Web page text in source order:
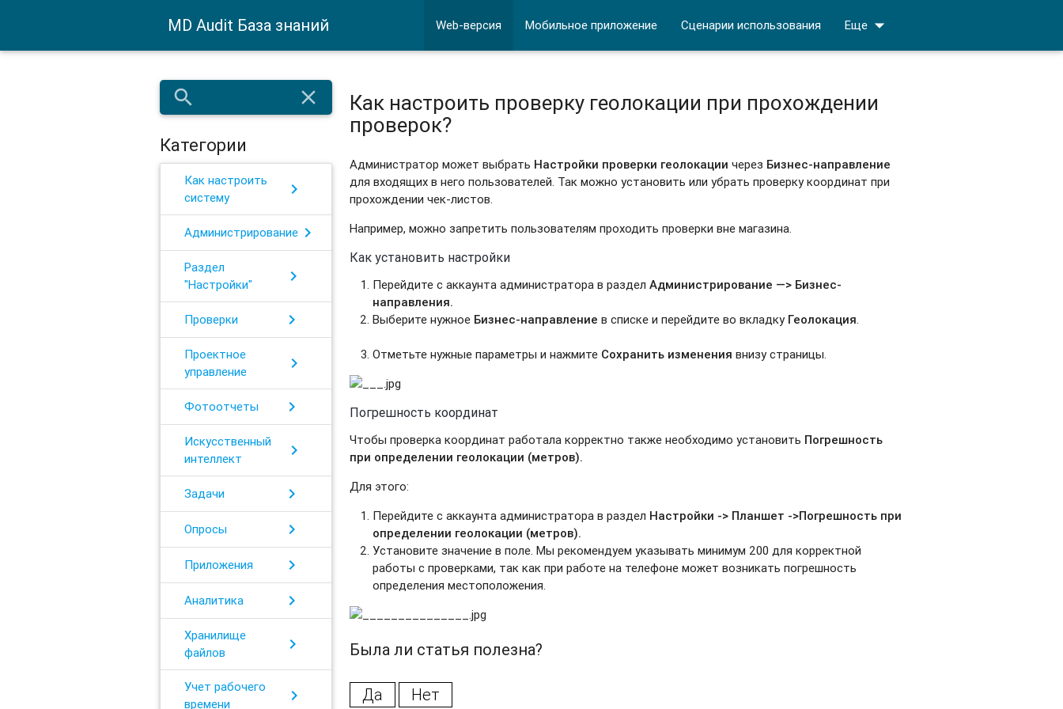
MD Audit База знаний Web-версия Мобильное приложение Сценарии использования Еще arrow_drop_down
search close
Категории
Как настроить
систему
chevron_right
Администрированиеchevron_right
Раздел
"Настройки"
chevron_right
Проверки chevron_right
Проектное
управление
chevron_right
Фотоотчеты chevron_right
Искусственный
интеллект
chevron_right
Задачи chevron_right
Опросы chevron_right
Приложения chevron_right
Аналитика chevron_right
Хранилище
файлов
chevron_right
Учет рабочего
времени
chevron_right
Как настроить проверку геолокации при прохождении
проверок?
Администратор может выбрать Настройки проверки геолокации через Бизнес-направление
для входящих в него пользователей. Так можно установить или убрать проверку координат при
прохождении чек-листов.
Например, можно запретить пользователям проходить проверки вне магазина.
Как установить настройки
Перейдите с аккаунта администратора в разделАдминистрирование —> Бизнес-
направления.
Выберите нужное Бизнес-направлениев списке и перейдите во вкладку Геолокация
Отметьте нужные параметры и нажмите Сохранить изменения внизу страницы.
Погрешность координат
Чтобы проверка координат работала корректно также необходимо установить Погрешность
при определении геолокации (метров).
Для этого:
Перейдите с аккаунта администратора в раздел Настройки -> Планшет ->Погрешность при
определении геолокации (метров).
Установите значение в поле. Мы рекомендуем указывать минимум 200 для корректной
работы с проверками, так как при работе на телефоне может возникать погрешность
определения местоположения.
Была ли статья полезна?
Да Нет